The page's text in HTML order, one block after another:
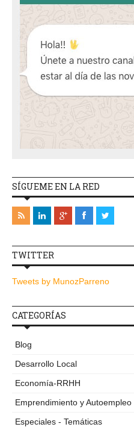
SÍGUEME EN LA RED
TWITTER
Tweets by MunozParreno
CATEGORÍAS
Blog
Desarrollo Local
Economía-RRHH
Emprendimiento y Autoempleo
Especiales - Temáticas